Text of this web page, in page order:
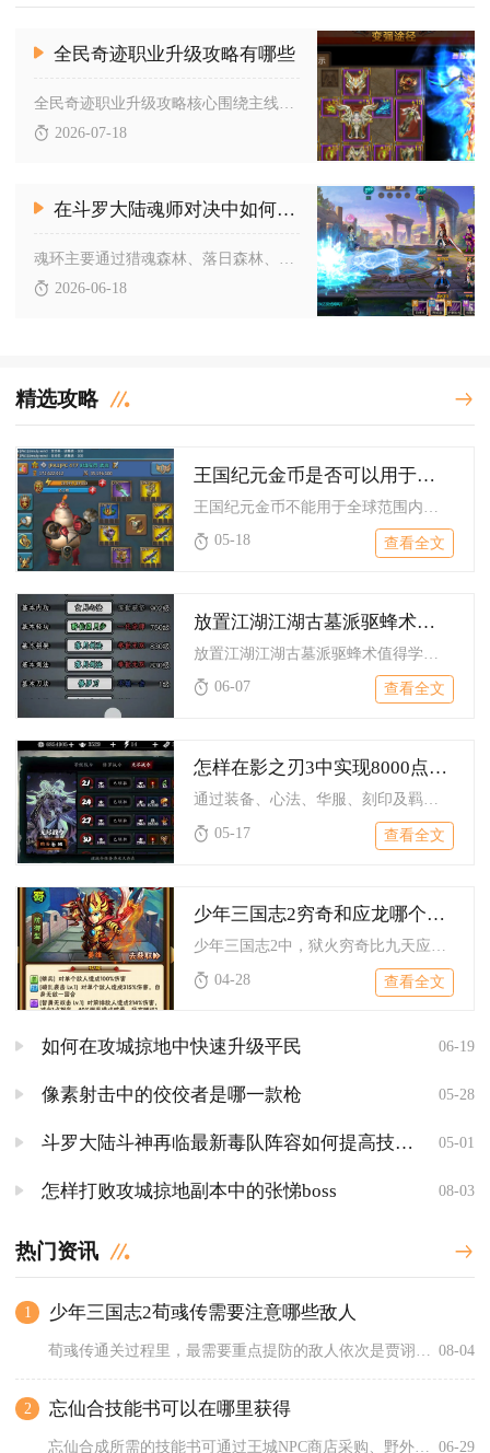
全民奇迹职业升级攻略有哪些
2026-07-18
在斗罗大陆魂师对决中如何获得魂环
魂环主要通过猎魂森林、落日森林、星斗大森林、活动兑换及合成五...
2026-06-18
精选攻略
王国纪元金币是否可以用于全球范围内的交易
05-18
查看全文
放置江湖江湖古墓派驱蜂术是否值得学习
06-07
查看全文
怎样在影之刃3中实现8000点的攻击力
通过装备、心法、华服、刻印及羁绊的系统搭配与深度养成，稳定突...
05-17
查看全文
少年三国志2穷奇和应龙哪个更受喜爱
04-28
查看全文
如何在攻城掠地中快速升级平民 06-19
像素射击中的佼佼者是哪一款枪 05-28
斗罗大陆斗神再临最新毒队阵容如何提高技能释放速度 05-01
怎样打败攻城掠地副本中的张悌boss 08-03
热门资讯
1 少年三国志2荀彧传需要注意哪些敌人
08-04
2 忘仙合技能书可以在哪里获得
06-29